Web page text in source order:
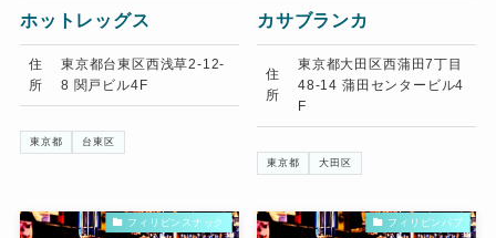
ホットレッグス
住
所
東京都台東区西浅草2-12-
8 関戸ビル4F
東京都 台東区
カサブランカ
住
所
東京都大田区西蒲田7丁目
48-14 蒲田センタービル4
F
東京都 大田区
フィリピンスナック フィリピンパブ